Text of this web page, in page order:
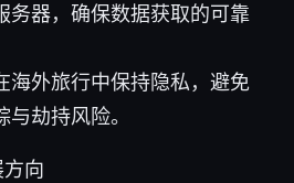
务器，确保数据获取的可靠
海外旅行中保持隐私，避免
劫持风险。
向